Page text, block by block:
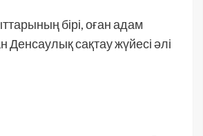
бірі, оған адам
сақтау жүйесі әлі